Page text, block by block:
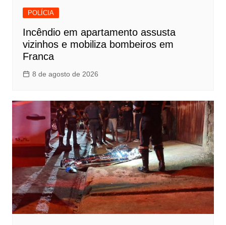
POLÍCIA
Incêndio em apartamento assusta
vizinhos e mobiliza bombeiros em
Franca
8 de agosto de 2026